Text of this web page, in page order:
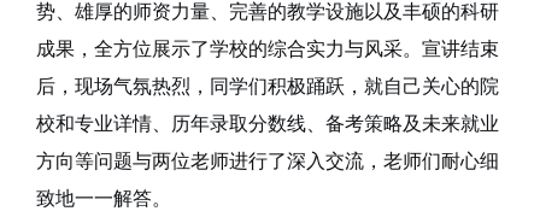
势、雄厚的师资力量、完善的教学设施以及丰硕的科研
成果，全方位展示了学校的综合实力与风采。宣讲结束
后，现场气氛热烈，同学们积极踊跃，就自己关心的院
校和专业详情、历年录取分数线、备考策略及未来就业
方向等问题与两位老师进行了深入交流，老师们耐心细
致地一一解答。